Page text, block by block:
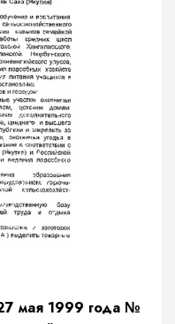
мая 1999 года №